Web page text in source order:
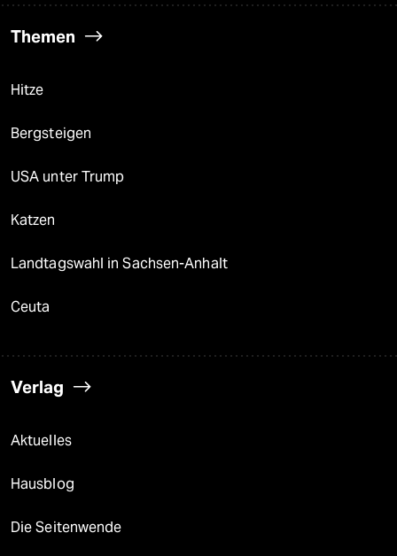
Themen
Hitze
Bergsteigen
USA unter Trump
Katzen
Landtagswahl in Sachsen-Anhalt
Ceuta
Verlag
Aktuelles
Hausblog
Die Seitenwende